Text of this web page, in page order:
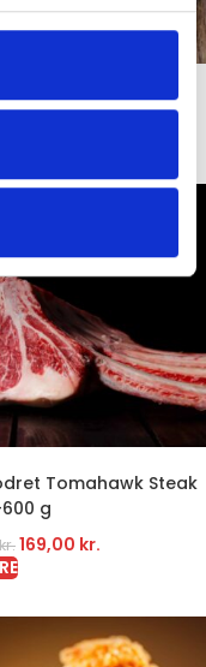
1 kg
Tomahawk Steak
g
kr.169,00 kr.